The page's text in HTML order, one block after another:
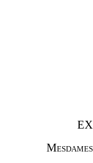
Mesdames